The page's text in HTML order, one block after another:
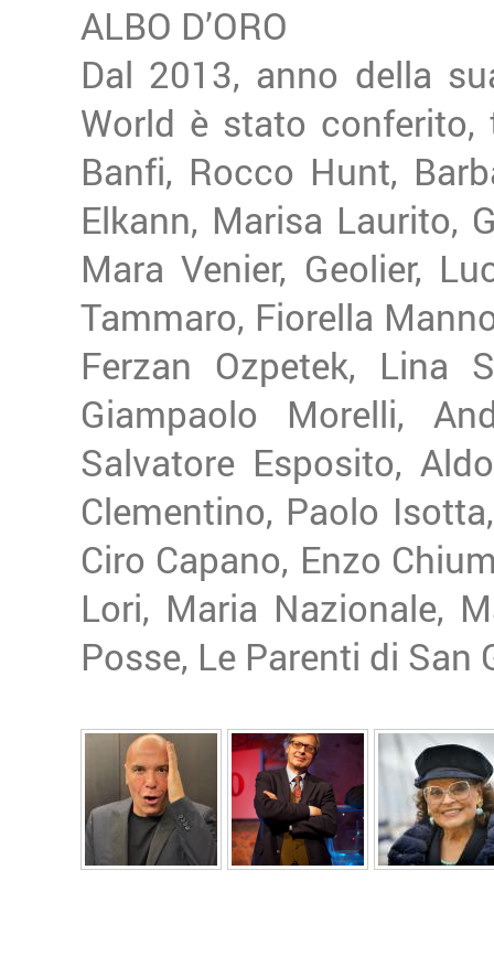
ALBO D’ORO
Dal 2013, anno della
World è stato
Banfi, Rocco Hunt,
Elkann, Marisa Laurito,
Mara Venier, Geolier,
Tammaro, Fiorella
Ferzan Ozpetek, Lina
Giampaolo Morelli,
Salvatore Esposito,
Clementino, Paolo
Ciro Capano, Enzo
Lori, Maria Nazionale,
Posse, Le Parenti di San